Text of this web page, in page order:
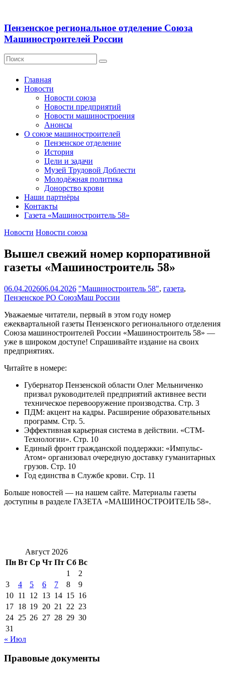
Пензенское региональное отделение Союза
Машиностроителей России
Главная
Новости
Новости союза
Новости предприятий
Новости машиностроения
Анонсы
О союзе машиностроителей
Пензенское отделение
История
Цели и задачи
Музей Трудовой Доблести
Молодёжная политика
Донорство крови
Наши партнёры
Контакты
Газета «Машиностроитель 58»
Новости Новости союза
Вышел свежий номер корпоративной
газеты «Машиностроитель 58»
06.04.202606.04.2026 "Машиностроитель 58", газета,
Пензенское РО СоюзМаш России
Уважаемые читатели, первый в этом году номер
ежеквартальной газеты Пензенского регионального отделения
Союза машиностроителей России «Машиностроитель 58» —
уже в широком доступе! Спрашивайте издание на своих
предприятиях.
Читайте в номере:
Губернатор Пензенской области Олег Мельниченко
призвал руководителей предприятий активнее вести
техническое перевооружение производства. Стр. 3
ПДМ: акцент на кадры. Расширение образовательных
программ. Стр. 5.
Эффективная карьерная система в действии. «СТМ-
Технологии». Стр. 10
Единый фронт гражданской поддержки: «Импульс-
Атом» организовал очередную доставку гуманитарных
грузов. Стр. 10
Год единства в Службе крови. Стр. 11
Больше новостей — на нашем сайте. Материалы газеты
доступны в разделе ГАЗЕТА «МАШИНОСТРОИТЕЛЬ 58».
Август 2026
Пн Вт Ср Чт Пт Сб Вс
1
2
3
4 5 6 7 8
9
10 11 12 13 14 15 16
17 18 19 20 21 22 23
24 25 26 27 28 29 30
31
« Июл
Правовые документы